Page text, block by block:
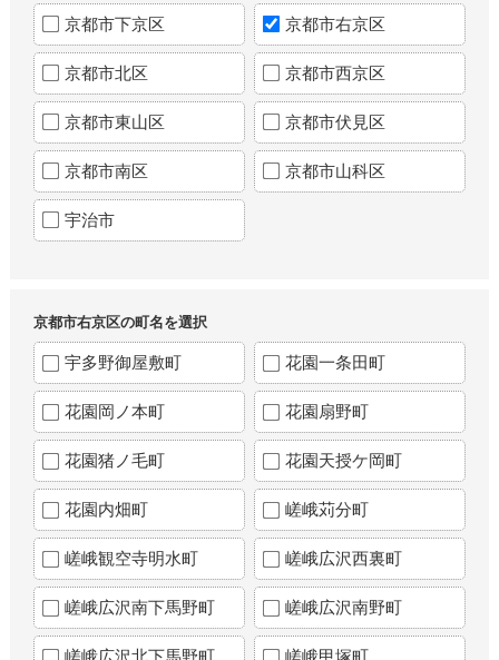
京都市下京区 京都市右京区
京都市北区 京都市西京区
京都市東山区 京都市伏見区
京都市南区 京都市山科区
宇治市
京都市右京区の町名を選択
宇多野御屋敷町 花園一条田町
花園岡ノ本町 花園扇野町
花園猪ノ毛町 花園天授ケ岡町
花園内畑町 嵯峨苅分町
嵯峨観空寺明水町 嵯峨広沢西裏町
嵯峨広沢南下馬野町 嵯峨広沢南野町